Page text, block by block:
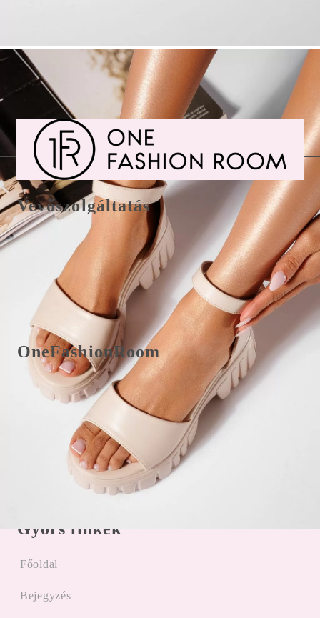
Vevőszolgáltatás
Csere/visszaküldés és fizetés
E-Mail office@onefashionroom.hu
Visszaküldési/csere űrlap
OneFashionRoom
Felhasználási feltételek
Online panaszkezelés
Vélemények az ügyfelektől
Promóciók alkalmazása
Gyors linkek
Főoldal
Bejegyzés